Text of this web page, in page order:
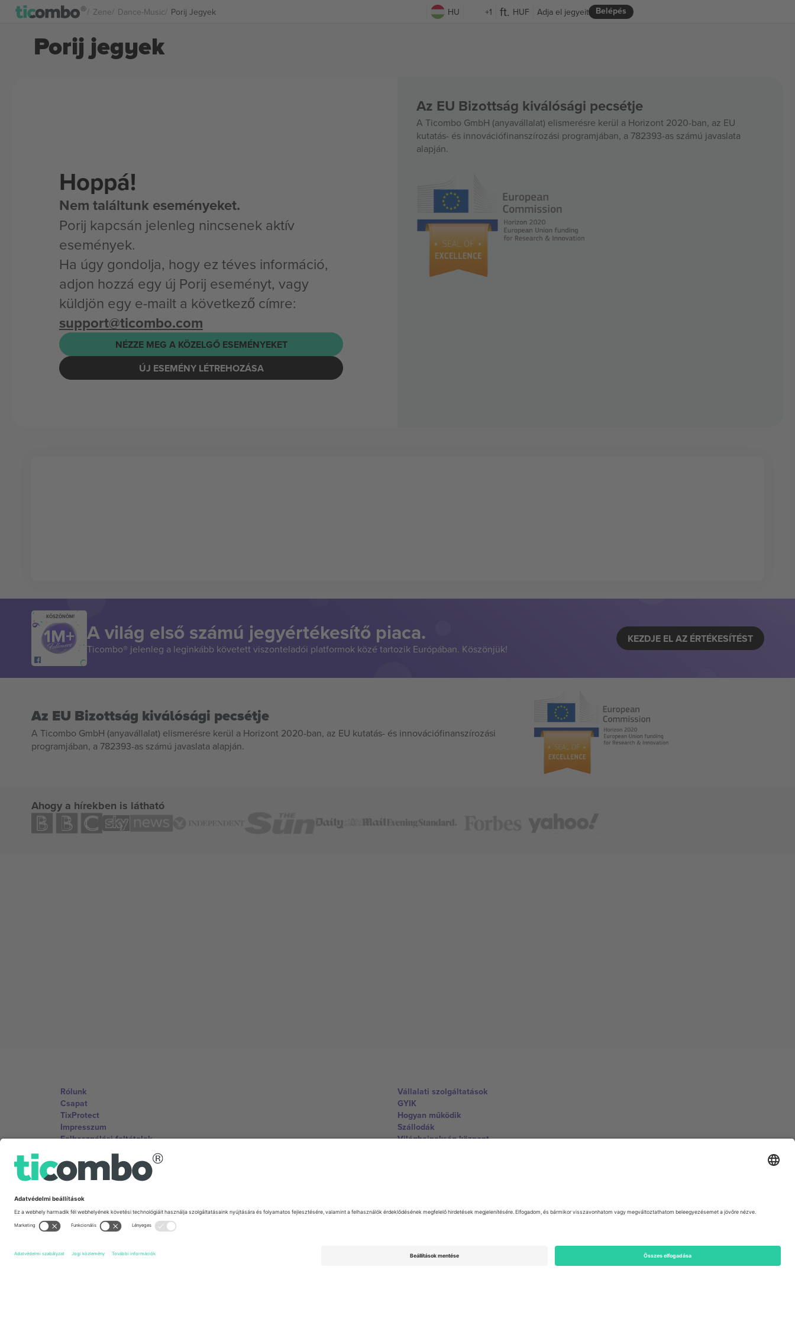
Zene Dance-Music Porij Jegyek HU +1 HUF Belépés
Adja el jegyeit
Porij jegyek
Hoppá!
Nem találtunk eseményeket.
Porij kapcsán jelenleg nincsenek aktív
események.
Ha úgy gondolja, hogy ez téves információ,
adjon hozzá egy új Porij eseményt, vagy
küldjön egy e-mailt a következő címre:
support@ticombo.com
NÉZZE MEG A KÖZELGŐ ESEMÉNYEKET
ÚJ ESEMÉNY LÉTREHOZÁSA
Az EU Bizottság kiválósági pecsétje
A Ticombo GmbH (anyavállalat) elismerésre kerül a Horizont 2020-ban, az EU
kutatás- és innovációfinanszírozási programjában, a 782393-as számú javaslata
alapján.
KÖSZÖNÖM!
A világ első számú jegyértékesítő piaca.
Ticombo® jelenleg a leginkább követett viszonteladói platformok közé tartozik Európában. Köszönjük!
KEZDJE EL AZ ÉRTÉKESÍTÉST
Az EU Bizottság kiválósági pecsétje
A Ticombo GmbH (anyavállalat) elismerésre kerül a Horizont 2020-ban, az EU kutatás- és innovációfinanszírozási
programjában, a 782393-as számú javaslata alapján.
Ahogy a hírekben is látható
Rólunk
Csapat
TixProtect
Impresszum
Felhasználási feltételek
Partnerprogram
Vállalati szolgáltatások
GYIK
Hogyan működik
Szállodák
Világbajnokság központ